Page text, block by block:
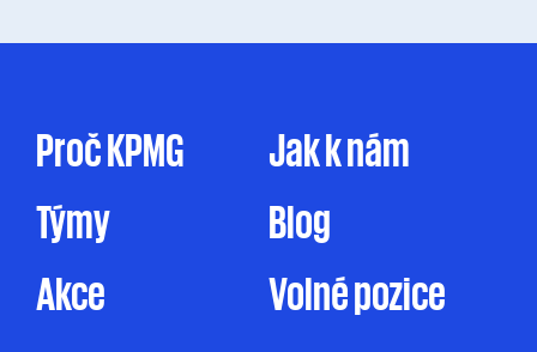
Proč KPMG
Jak k nám
Týmy
Blog
Akce
Volné pozice